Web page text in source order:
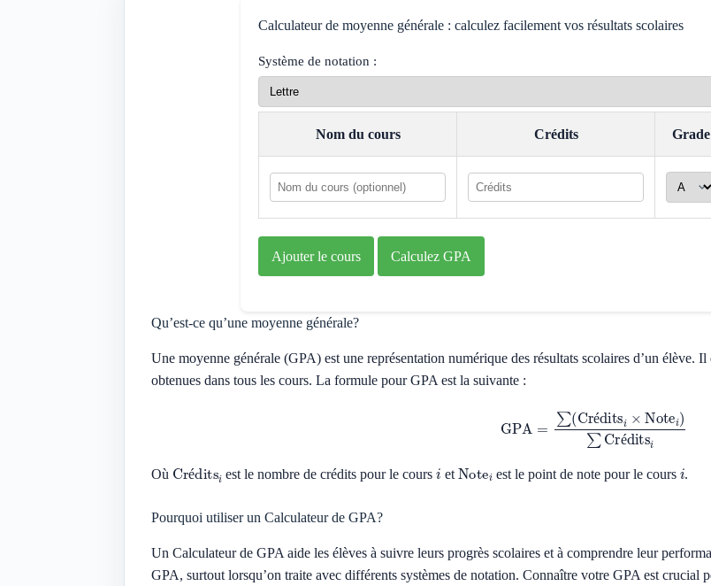
Calculateur de moyenne générale : calculez facilement vos résultats scolaires
Système de notation :
Nom du cours Crédits Grade
Ajouter le cours Calculez GPA
Qu’est-ce qu’une moyenne générale?
Une moyenne générale (GPA) est une représentation numérique des résultats scolaires d’un élève.
obtenues dans tous les cours. La formule pour GPA est la suivante :
é
é
Créditsi×Note i )∑Crédits
Où é
Crédits est le nombre de crédits pour le coursi etNote est le point de note pour le cours i.
Pourquoi utiliser un Calculateur de GPA?
Un Calculateur de GPA aide les élèves à suivre leurs progrès scolaires et à comprendre leur
GPA, surtout lorsqu’on traite avec différents systèmes de notation. Connaître votre GPA est crucial